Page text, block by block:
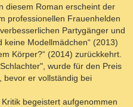
diesem Roman erscheint der
professionellen Frauenhelden
Partygänger und
keine Modellmädchen“ (2013)
Körper?“ (2014) zurückkehrt.
wurde für den Preis
bevor er vollständig bei
begeistert aufgenommen